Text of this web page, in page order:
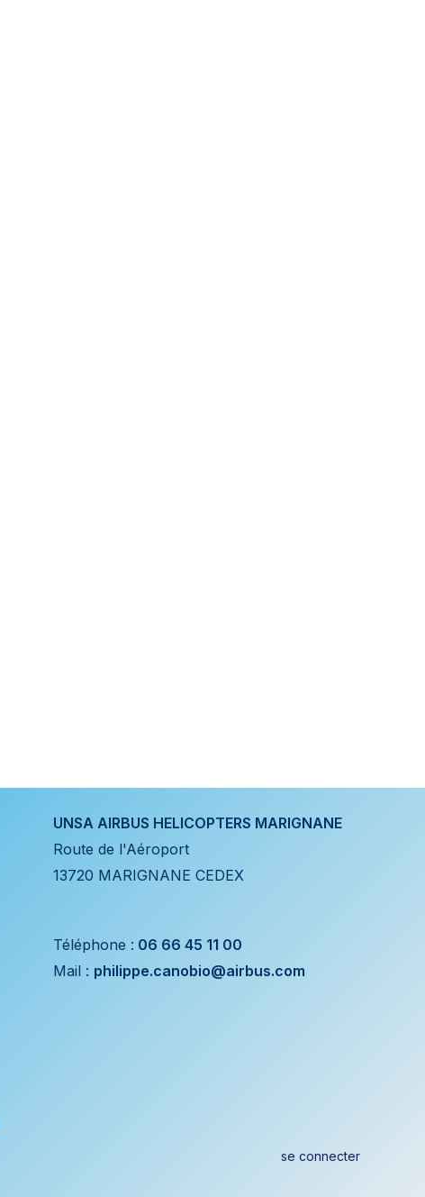
UNSA AIRBUS HELICOPTERS MARIGNANE
Route de l'Aéroport
13720 MARIGNANE CEDEX
Téléphone : 06 66 45 11 00
Mail : philippe.canobio@airbus.com
se connecter